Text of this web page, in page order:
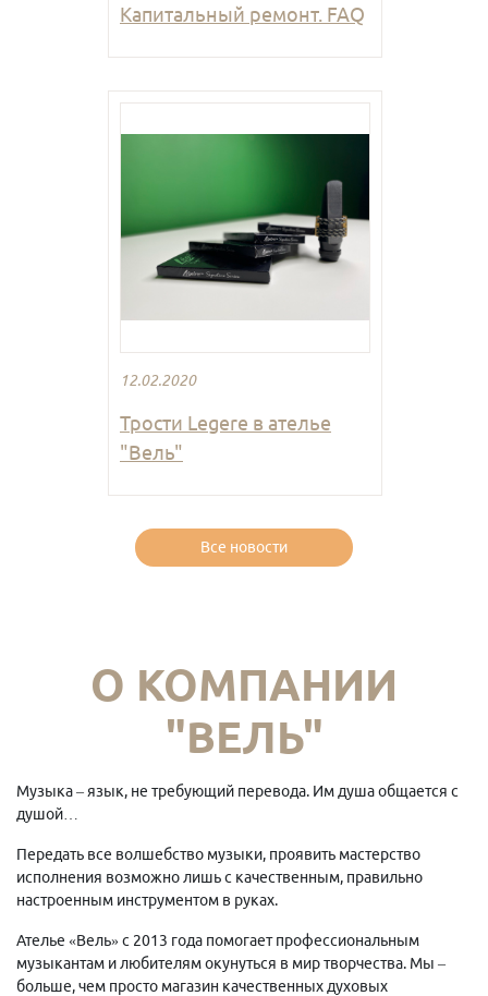
Капитальный ремонт. FAQ
12.02.2020
Трости Legere в ателье
"Вель"
Все новости
О КОМПАНИИ
"ВЕЛЬ"
Музыка – язык, не требующий перевода. Им душа общается с
душой…
Передать все волшебство музыки, проявить мастерство
исполнения возможно лишь с качественным, правильно
настроенным инструментом в руках.
Ателье «Вель» с 2013 года помогает профессиональным
музыкантам и любителям окунуться в мир творчества. Мы –
больше, чем просто магазин качественных духовых